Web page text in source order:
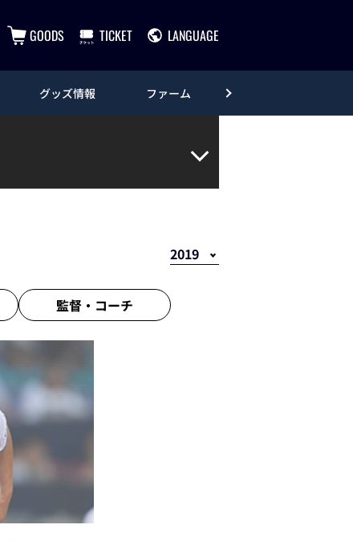
GOODS TICKET LANGUAGE
グッズ情報 ファーム
監督・ コーチ